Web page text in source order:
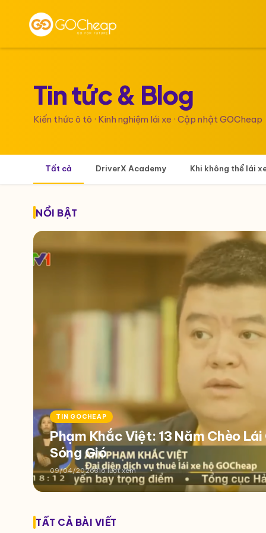
Tin tức & Blog
Kiến thức ô tô · Kinh nghiệm lái xe · Cập nhật GOCheap
Tất cả DriverX Academy Khi không thể lái
NỔI BẬT
TIN GOCHEAP
Phạm Khắc Việt: 13 Năm Chèo
Sóng Gió
09/04/2026316 lượt xem
TẤT CẢ BÀI VIẾT